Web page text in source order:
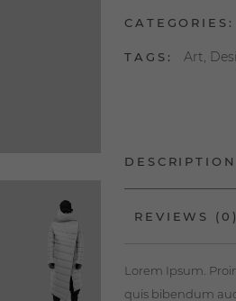
CATEGORIES:
TAGS: Art,
DESCRIPTION
REVIEWS (0)
Lorem Ipsum.
quis bibendum